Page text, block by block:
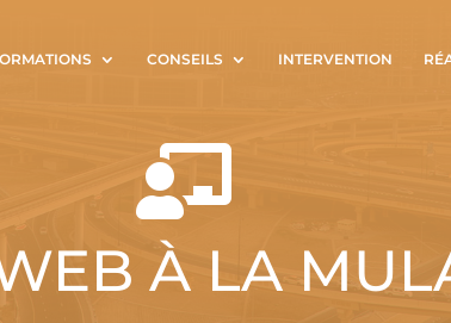
CONSEILS INTERVENTION

À LA